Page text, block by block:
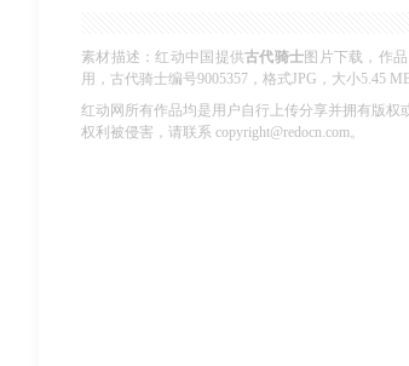
素材描述：红动中国提供古代骑士图片下载，作
用，古代骑士编号9005357，格式JPG，大小5.45
红动网所有作品均是用户自行上传分享并拥有版
权利被侵害，请联系 copyright@redocn.com。